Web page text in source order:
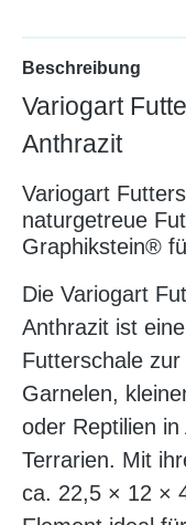
Beschreibung
Variogart
Anthrazit
Variogart
naturgetreue
Graphikstein®
Die Variogart
Anthrazit ist
Futterschale
Garnelen,
oder Reptilien
Terrarien. Mit
ca. 22,5 × 12 ×